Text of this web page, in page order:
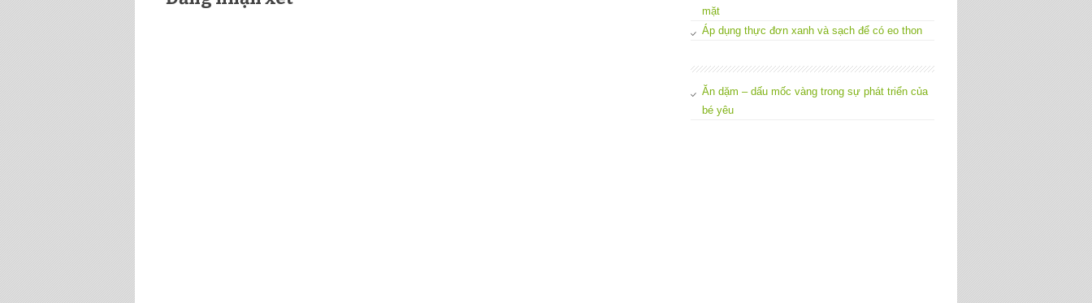
mặt
Áp dụng thực đơn xanh và sạch để có eo thon
Ăn dặm – dấu mốc vàng trong sự phát triển của
bé yêu